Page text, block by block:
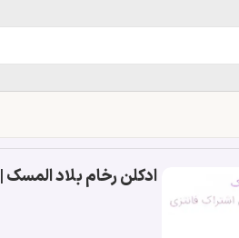
ادکلن رخام بلاد المسک | Belad Almisk Rukham